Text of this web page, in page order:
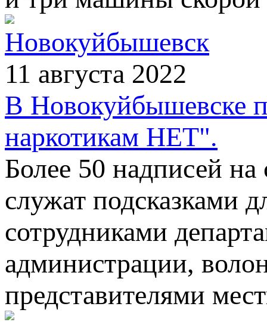
Новокуйбышевск
11 августа 2022
В Новокуйбышевске
наркотикам НЕТ".
Более 50 надписей
служат подсказками
сотрудниками
администрации,
представителями